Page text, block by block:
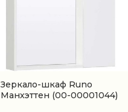
Зеркало-шкаф Runo
Манхэттен (00-00001044)